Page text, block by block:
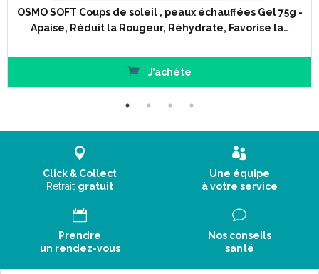
OSMO SOFT Coups de soleil , peaux échauffées Gel 75g -
Apaise, Réduit la Rougeur, Réhydrate, Favorise la…
J’achète
Click & Collect
Retrait gratuit
Une équipe
à votre service
Prendre
un rendez-vous
Nos conseils
santé